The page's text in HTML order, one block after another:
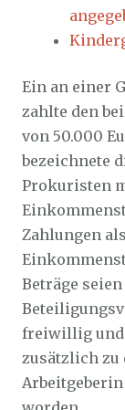
Ein an einer
zahlte den
von 50.000
bezeichnete
Prokuristen
Zahlungen
Beträge
freiwillig und
zusätzlich zu